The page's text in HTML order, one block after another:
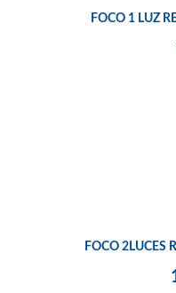
FOCO 1 LUZ
FOCO 2LUCES